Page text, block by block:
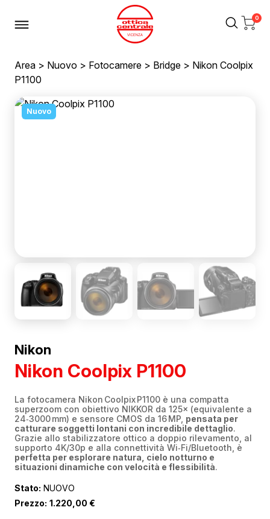
0
Area > Nuovo > Fotocamere > Bridge > Nikon Coolpix
P1100
Nuovo
Nikon
Nikon Coolpix P1100
La fotocamera Nikon Coolpix P1100 è una compatta
superzoom con obiettivo NIKKOR da 125× (equivalente a
24‑3000 mm) e sensore CMOS da 16 MP, pensata per
catturare soggetti lontani con incredibile dettaglio.
Grazie allo stabilizzatore ottico a doppio rilevamento, al
supporto 4K/30p e alla connettività Wi‑Fi/Bluetooth, è
perfetta per esplorare natura, cielo notturno e
situazioni dinamiche con velocità e flessibilità.
Stato: NUOVO
Prezzo: 1.220,00 €